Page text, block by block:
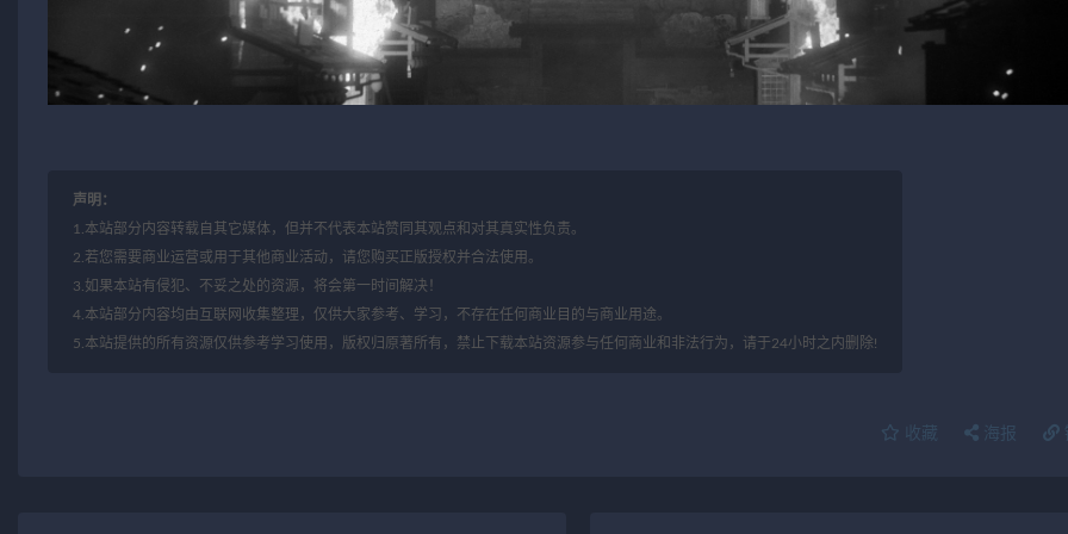
声明：
1.本站部分内容转载自其它媒体，但并不代表本站赞同其观点和对其真实性负责。
2.若您需要商业运营或用于其他商业活动，请您购买正版授权并合法使用。
3.如果本站有侵犯、不妥之处的资源，将会第一时间解决！
4.本站部分内容均由互联网收集整理，仅供大家参考、学习，不存在任何商业目的与商业用途。
5.本站提供的所有资源仅供参考学习使用，版权归原著所有，禁止下载本站资源参与任何商业和非法行为，请于24小时之内删除!
收藏 海报